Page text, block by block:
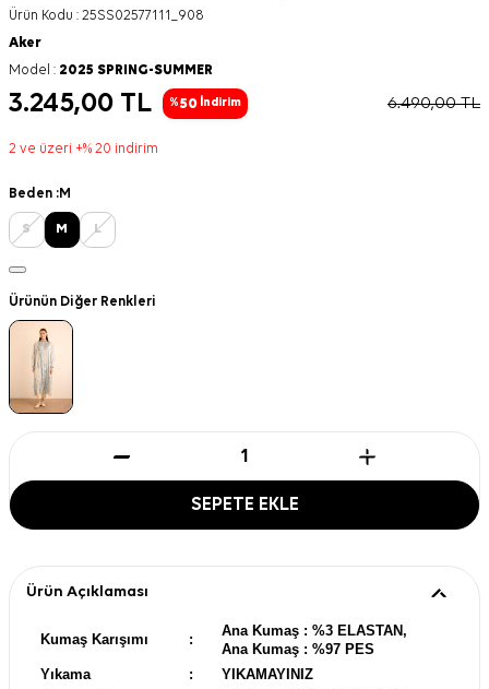
Ürün Kodu : 25SS02577111_908
Aker
Model : 2025 SPRING-SUMMER
3.245,00 TL %50 İndirim 6.490,00TL
2 ve üzeri +% 20 indirim
Beden :M
S M L
Ürünün Diğer Renkleri
SEPETE EKLE
Ürün Açıklaması
Kumaş Karışımı :
Ana Kumaş : %3 ELASTAN,
Ana Kumaş : %97 PES
Yıkama
:
YIKAMAYINIZ